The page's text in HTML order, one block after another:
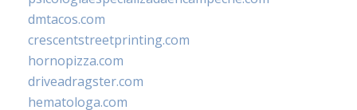
dmtacos.com
crescentstreetprinting.com
hornopizza.com
driveadragster.com
hematologa.com